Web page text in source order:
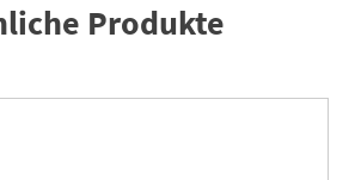
Produkte